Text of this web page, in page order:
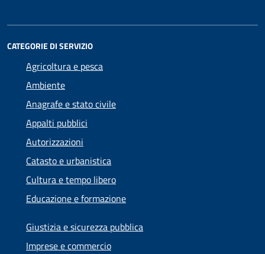
CATEGORIE DI SERVIZIO
Agricoltura e pesca
Ambiente
Anagrafe e stato civile
Appalti pubblici
Autorizzazioni
Catasto e urbanistica
Cultura e tempo libero
Educazione e formazione
Giustizia e sicurezza pubblica
Imprese e commercio